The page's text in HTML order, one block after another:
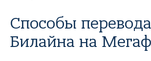
Способы
Билайна на